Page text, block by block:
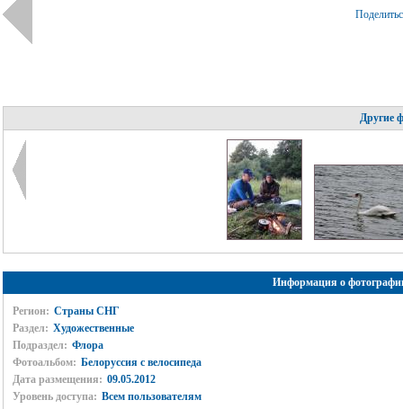
Другие
Информация о
Регион: Страны СНГ
Раздел: Художественные
Подраздел: Флора
Фотоальбом: Белоруссия с велосипеда
Дата размещения: 09.05.2012
Уровень доступа: Всем пользователям